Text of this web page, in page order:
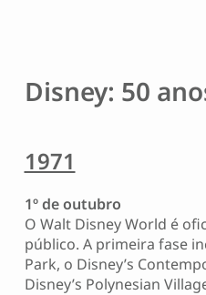
Disney: 50
1971
1º de outubro
O Walt Disney World é
público. A primeira fase
Park, o Disney’s
Disney’s Polynesian